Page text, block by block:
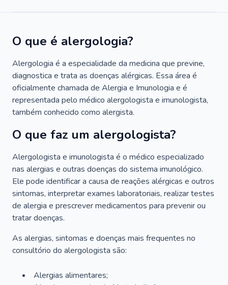
O que é alergologia?
Alergologia é a especialidade da medicina que previne,
diagnostica e trata as doenças alérgicas. Essa área é
oficialmente chamada de Alergia e Imunologia e é
representada pelo médico alergologista e imunologista,
também conhecido como alergista.
O que faz um alergologista?
Alergologista e imunologista é o médico especializado
nas alergias e outras doenças do sistema imunológico.
Ele pode identificar a causa de reações alérgicas e outros
sintomas, interpretar exames laboratoriais, realizar testes
de alergia e prescrever medicamentos para prevenir ou
tratar doenças.
As alergias, sintomas e doenças mais frequentes no
consultório do alergologista são:
Alergias alimentares;